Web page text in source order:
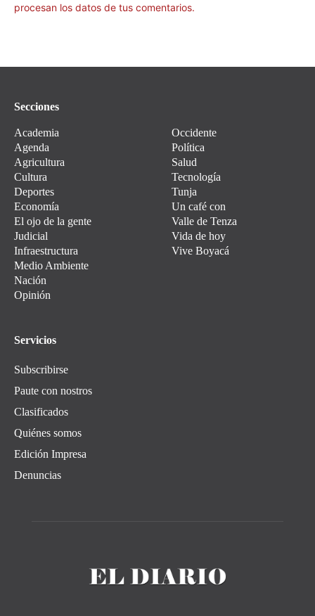
procesan los datos de tus comentarios.
Secciones
Academia
Agenda
Agricultura
Cultura
Deportes
Economía
El ojo de la gente
Judicial
Infraestructura
Medio Ambiente
Nación
Opinión
Occidente
Política
Salud
Tecnología
Tunja
Un café con
Valle de Tenza
Vida de hoy
Vive Boyacá
Servicios
Subscribirse
Paute con nostros
Clasificados
Quiénes somos
Edición Impresa
Denuncias